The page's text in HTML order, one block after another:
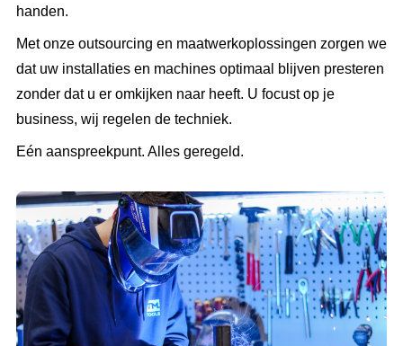
handen.
Met onze outsourcing en maatwerkoplossingen zorgen we
dat uw installaties en machines optimaal blijven presteren
zonder dat u er omkijken naar heeft. U focust op je
business, wij regelen de techniek.
Eén aanspreekpunt. Alles geregeld.